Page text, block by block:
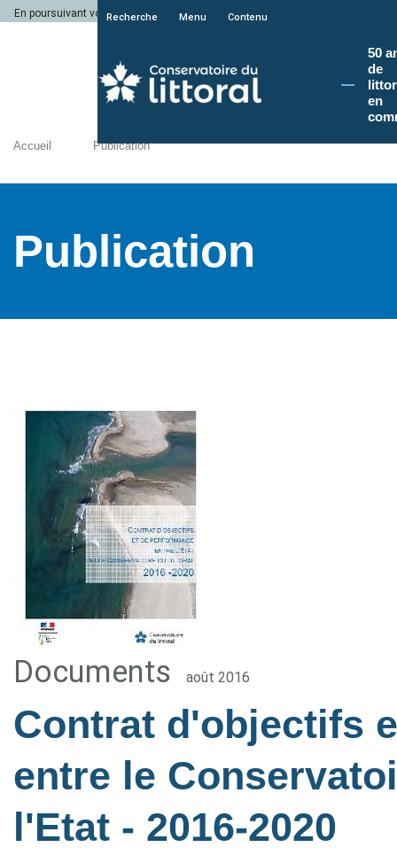
En poursuivant votre navigation sur le site du Conservatoire du littoral, vous
Recherche Menu Contenu
50
de
en
Accueil Publication
Publication
Documents août 2016
Contrat d'objectifs
entre le
l'Etat - 2016-2020